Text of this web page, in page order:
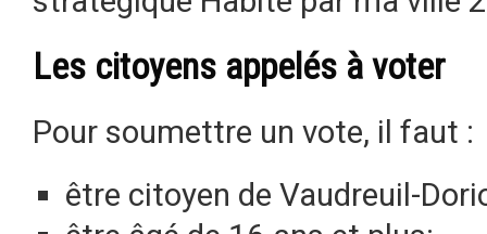
Les citoyens appelés à voter
Pour soumettre un vote, il faut :
être citoyen de Vaudreuil-